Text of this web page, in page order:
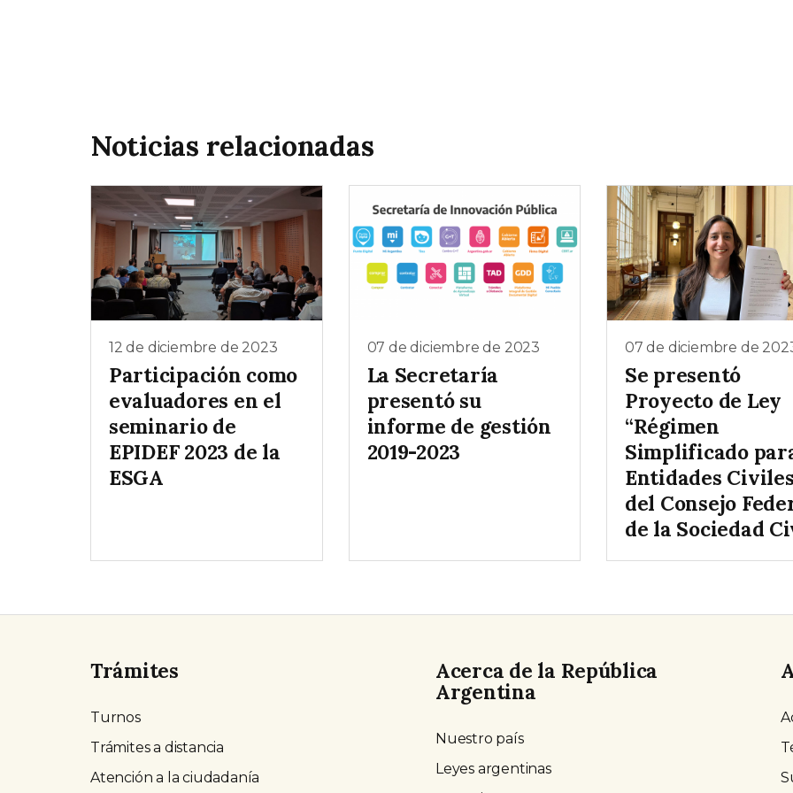
Noticias relacionadas
12 de diciembre de 2023
Participación como
evaluadores en el
seminario de
EPIDEF 2023 de la
ESGA
07 de diciembre de 2023
La Secretaría
presentó su
informe de gestión
2019-2023
07 de diciembre de
Se presentó
Proyecto de Ley
“Régimen
Simplificado
Entidades
del Consejo
de la Sociedad
Trámites
Turnos
Trámites a distancia
Atención a la ciudadanía
Acerca de la República
Argentina
Nuestro país
Leyes argentinas